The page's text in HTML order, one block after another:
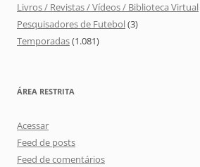
Livros / Revistas / Vídeos / Biblioteca Virtual
Pesquisadores de Futebol(3)
Temporadas(1.081)
ÁREA RESTRITA
Acessar
Feed de posts
Feed de comentários